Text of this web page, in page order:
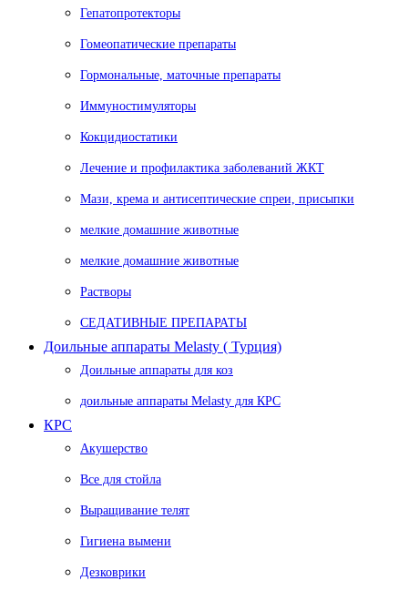
Гепатопротекторы
Гомеопатические препараты
Гормональные, маточные препараты
Иммуностимуляторы
Кокцидиостатики
Лечение и профилактика заболеваний ЖКТ
Мази, крема и антисептические спреи, присыпки
мелкие домашние животные
мелкие домашние животные
Растворы
СЕДАТИВНЫЕ ПРЕПАРАТЫ
Доильные аппараты Melasty ( Турция)
Доильные аппараты для коз
доильные аппараты Melasty для КРС
КРС
Акушерство
Все для стойла
Выращивание телят
Гигиена вымени
Дезковрики